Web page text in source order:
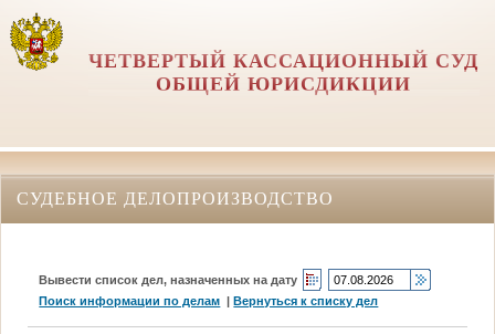
ЧЕТВЕРТЫЙ КАССАЦИОННЫЙ СУД
ОБЩЕЙ ЮРИСДИКЦИИ
СУДЕБНОЕ ДЕЛОПРОИЗВОДСТВО
Вывести список дел, назначенных на дату
Поиск информации по делам |Вернуться к списку дел